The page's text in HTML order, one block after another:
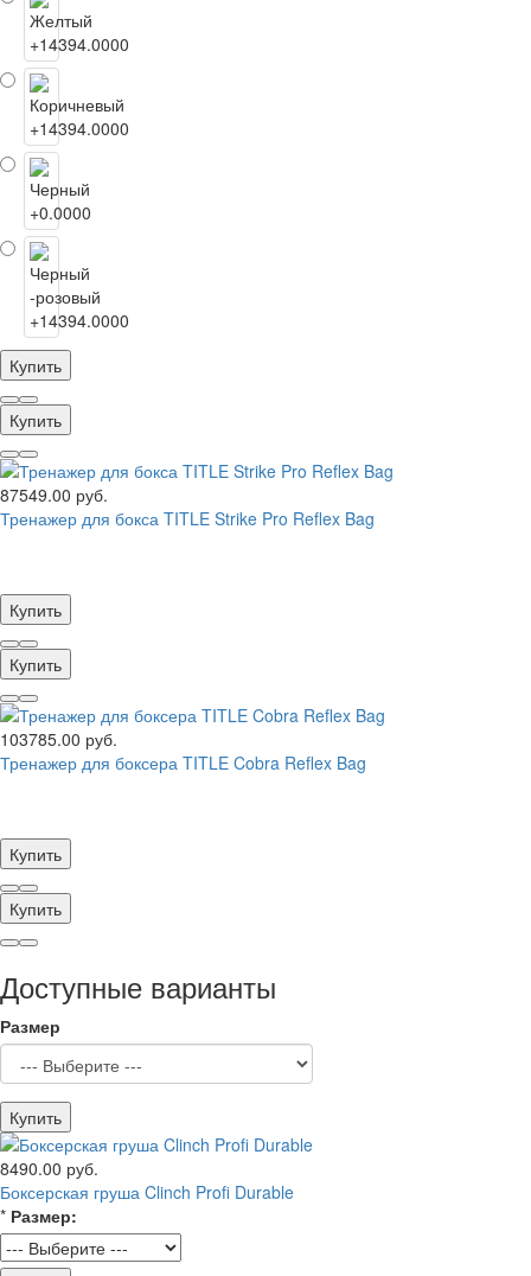
Купить
Купить
87549.00 руб.
Тренажер для бокса TITLE Strike Pro Reflex Bag
Купить
Купить
103785.00 руб.
Тренажер для боксера TITLE Cobra Reflex Bag
Купить
Купить
Доступные варианты
Размер
Купить
8490.00 руб.
Боксерская груша Clinch Profi Durable
* Размер: